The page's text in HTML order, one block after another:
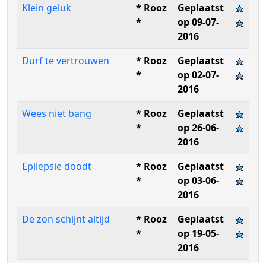
Klein geluk
* Rooz
*
Geplaatst
op 09-07-
2016
Durf te vertrouwen
* Rooz
*
Geplaatst
op 02-07-
2016
Wees niet bang
* Rooz
*
Geplaatst
op 26-06-
2016
Epilepsie doodt
* Rooz
*
Geplaatst
op 03-06-
2016
De zon schijnt altijd
* Rooz
*
Geplaatst
op 19-05-
2016